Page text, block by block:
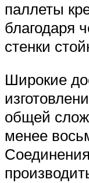
паллеты
благодаря
стенки
Широкие
общей
менее